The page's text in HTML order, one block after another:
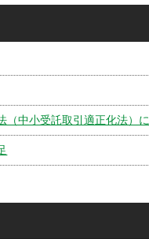
（中小受託取引適正化法）に